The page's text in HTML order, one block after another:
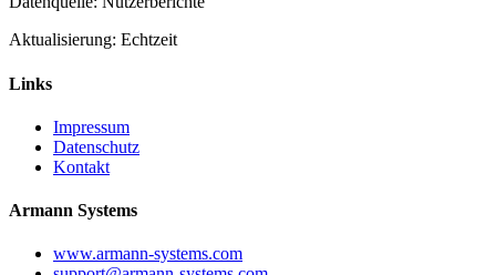
Aktualisierung: Echtzeit
Links
Impressum
Datenschutz
Kontakt
Armann Systems
www.armann-systems.com